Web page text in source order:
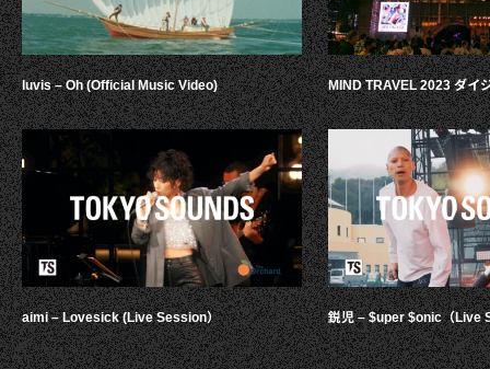
luvis – Oh (Official Music Video)
aimi – Lovesick (Live Session）
MIND TRAVEL 2023 ダイ
鋭児 – $uper $onic（Live